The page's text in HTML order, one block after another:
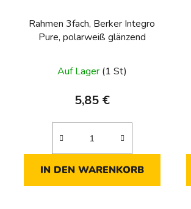
Rahmen 3fach, Berker Integro
Pure, polarweiß glänzend
Auf Lager (1 St)
5,85 €
IN DEN WARENKORB